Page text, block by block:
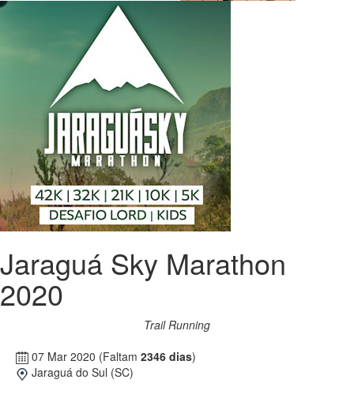
Jaraguá Sky Marathon
2020
Trail Running
07 Mar 2020 (Faltam 2346 dias)
Jaraguá do Sul (SC)